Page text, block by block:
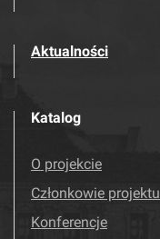
Aktualności
Katalog
O projekcie
Członkowie projektu
Konferencje